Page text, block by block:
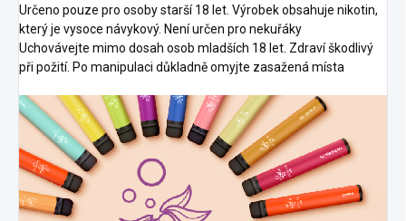
Určeno pouze pro osoby starší 18 let. Výrobek obsahuje nikotin,
který je vysoce návykový. Není určen pro nekuřáky
Uchovávejte mimo dosah osob mladších 18 let. Zdraví škodlivý
při požití. Po manipulaci důkladně omyjte zasažená místa